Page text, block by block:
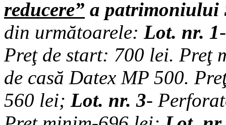
reducere” a patrimoniului
din următoarele: Lot. nr. 1
Preţ de start: 700 lei. Preţ
de casă Datex MP 500.
560 lei; Lot. nr. 3-